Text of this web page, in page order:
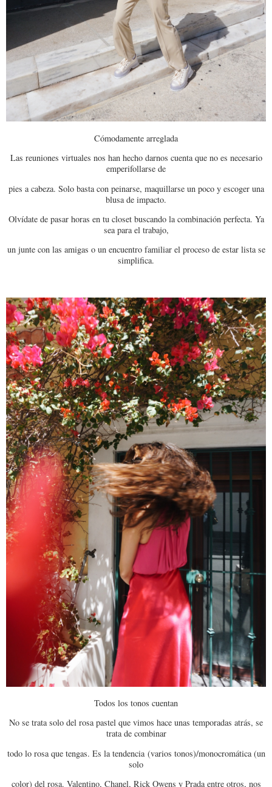
Cómodamente arreglada
Las reuniones virtuales nos han hecho darnos cuenta que no es necesario
emperifollarse de
pies a cabeza. Solo basta con peinarse, maquillarse un poco y escoger una
blusa de impacto.
Olvídate de pasar horas en tu closet buscando la combinación perfecta. Ya
sea para el trabajo,
un junte con las amigas o un encuentro familiar el proceso de estar lista se
simplifica.
Todos los tonos cuentan
No se trata solo del rosa pastel que vimos hace unas temporadas atrás, se
trata de combinar
todo lo rosa que tengas. Es la tendencia (varios tonos)/monocromática (un
solo
color) del rosa. Valentino, Chanel, Rick Owens y Prada entre otros, nos